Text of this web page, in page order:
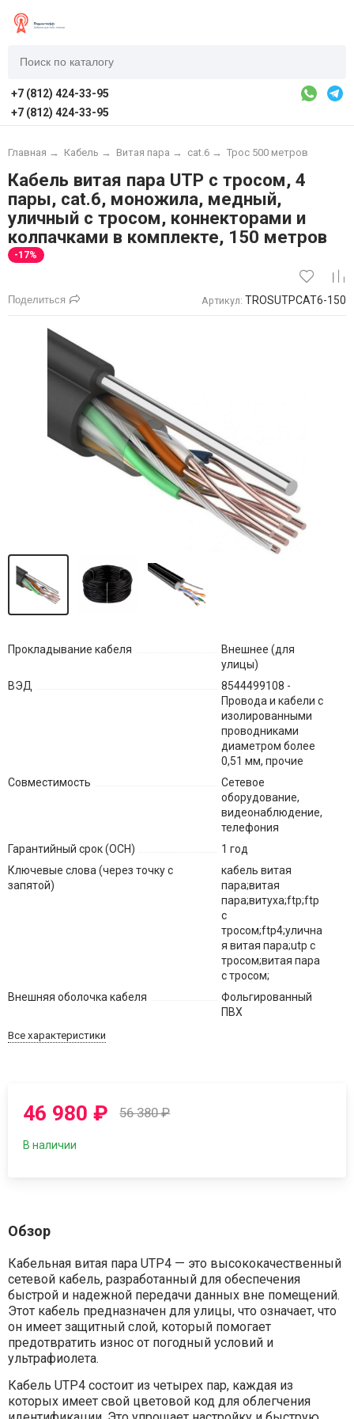
+7 (812) 424-33-95
+7 (812) 424-33-95
Главная → Кабель → Витая пара → cat.6 → Трос 500 метров
Кабель витая пара UTP с тросом, 4
пары, cat.6, моножила, медный,
уличный с тросом, коннекторами и
колпачками в комплекте, 150 метров
-17%
Поделиться Артикул: TROSUTPCAT6-150
Прокладывание кабеля
Внешнее (для
улицы)
ВЭД
8544499108 -
Провода и кабели с
изолированными
проводниками
диаметром более
0,51 мм, прочие
Совместимость
Сетевое
оборудование,
видеонаблюдение,
телефония
Гарантийный срок (ОСН)
1 год
Ключевые слова (через точку с
запятой)
кабель витая
пара;витая
пара;витуха;ftp;ftp
с
тросом;ftp4;улична
я витая пара;utp с
тросом;витая пара
с тросом;
Внешняя оболочка кабеля
Фольгированный
ПВХ
Все характеристики
46 980₽ 56 380₽
В наличии
Обзор
Кабельная витая пара UTP4 — это высококачественный
сетевой кабель, разработанный для обеспечения
быстрой и надежной передачи данных вне помещений.
Этот кабель предназначен для улицы, что означает, что
он имеет защитный слой, который помогает
предотвратить износ от погодный условий и
ультрафиолета.
Кабель UTP4 состоит из четырех пар, каждая из
которых имеет свой цветовой код для облегчения